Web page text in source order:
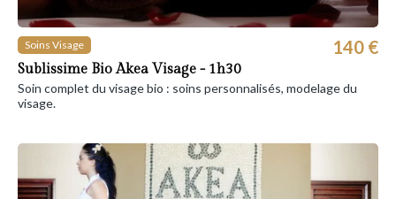
Soins Visage
Sublissime Bio Akea Visage - 1h30
140 €
Soin complet du visage bio : soins personnalisés, modelage du
visage.